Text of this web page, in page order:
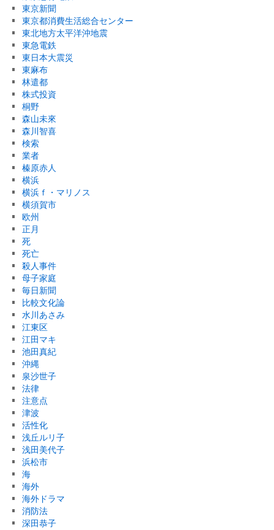
東京新聞
東京都消費生活総合センター
東北地方太平洋沖地震
東急電鉄
東日本大震災
東麻布
林遣都
株式投資
桐野
森山未來
森川智喜
検索
業者
榛原赤人
横浜
横浜ｆ・マリノス
横須賀市
欧州
正月
死
死亡
殺人事件
母子家庭
毎日新聞
比較文化論
水川あさみ
江東区
江田マキ
池田真紀
沖縄
泉沙世子
法律
注意点
津波
活性化
浅丘ルリ子
浅田美代子
浜松市
海
海外
海外ドラマ
消防法
深田恭子